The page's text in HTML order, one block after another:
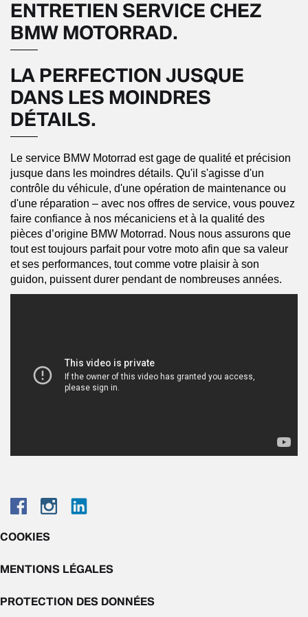
ENTRETIEN SERVICE CHEZ
BMW MOTORRAD.
LA PERFECTION JUSQUE
DANS LES MOINDRES
DÉTAILS.
Le service BMW Motorrad est gage de qualité et précision
jusque dans les moindres détails. Qu'il s'agisse d'un
contrôle du véhicule, d'une opération de maintenance ou
d'une réparation – avec nos offres de service, vous pouvez
faire confiance à nos mécaniciens et à la qualité des
pièces d’origine BMW Motorrad. Nous nous assurons que
tout est toujours parfait pour votre moto afin que sa valeur
et ses performances, tout comme votre plaisir à son
guidon, puissent durer pendant de nombreuses années.
COOKIES
MENTIONS LÉGALES
PROTECTION DES DONNÉES